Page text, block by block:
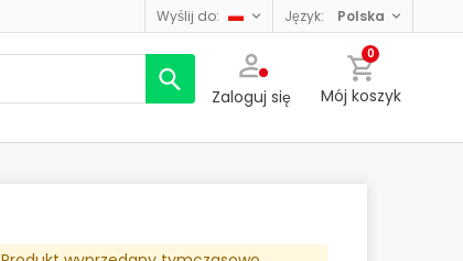
wyślij do: język: polska
Zaloguj się
0
Mój koszyk